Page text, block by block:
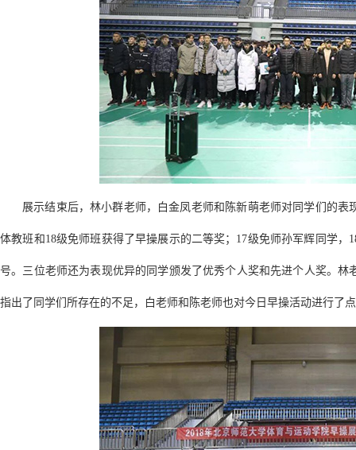
展示结束后，林小群老师，白金凤老师和陈新萌老师对同学们的
体教班和18级免师班获得了早操展示的二等奖；17级免师孙军辉同学
号。三位老师还为表现优异的同学颁发了优秀个人奖和先进个人奖。
指出了同学们所存在的不足，白老师和陈老师也对今日早操活动进行了